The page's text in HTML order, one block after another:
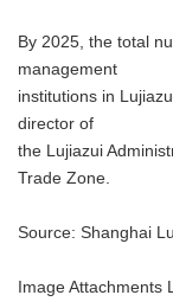
By 2025, the total
management
institutions in
director of
the Lujiazui
Trade Zone.
Source: Shanghai
Image Attachments